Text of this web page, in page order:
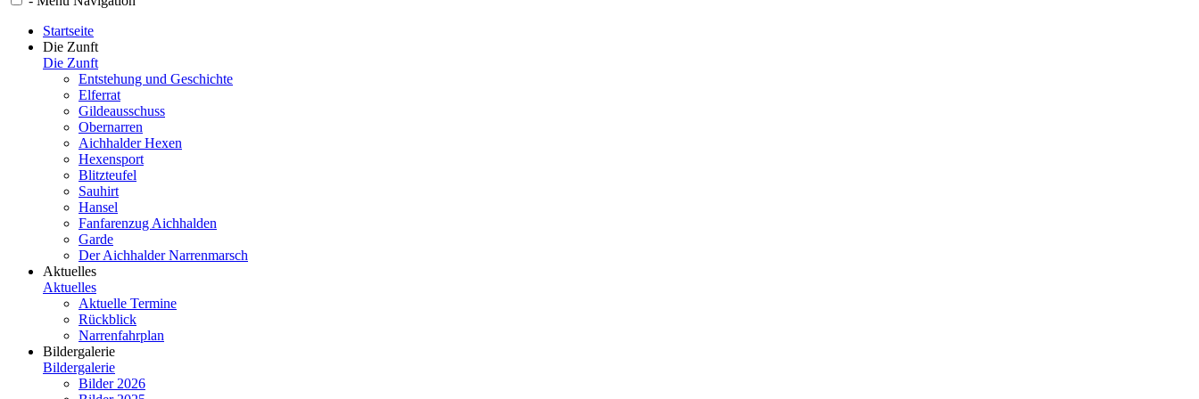
Startseite
Die Zunft
Die Zunft
Entstehung und Geschichte
Elferrat
Gildeausschuss
Obernarren
Aichhalder Hexen
Hexensport
Blitzteufel
Sauhirt
Hansel
Fanfarenzug Aichhalden
Garde
Der Aichhalder Narrenmarsch
Aktuelles
Aktuelles
Aktuelle Termine
Rückblick
Narrenfahrplan
Bildergalerie
Bildergalerie
Bilder 2026